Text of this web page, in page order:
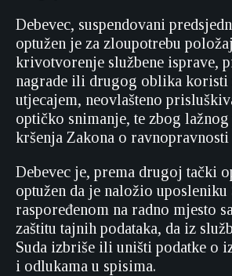
Debevec, suspendovani
optužen je za zloupotrebu
krivotvorenje službene isprave,
nagrade ili drugog oblika koristi
utjecajem, neovlašteno
optičko snimanje, te zbog
kršenja Zakona o
Debevec je, prema drugoj tački
optužen da je naložio uposleniku
raspoređenom na radno mjesto
zaštitu tajnih podataka, da iz
Suda izbriše ili uništi podatke o
i odlukama u spisima.